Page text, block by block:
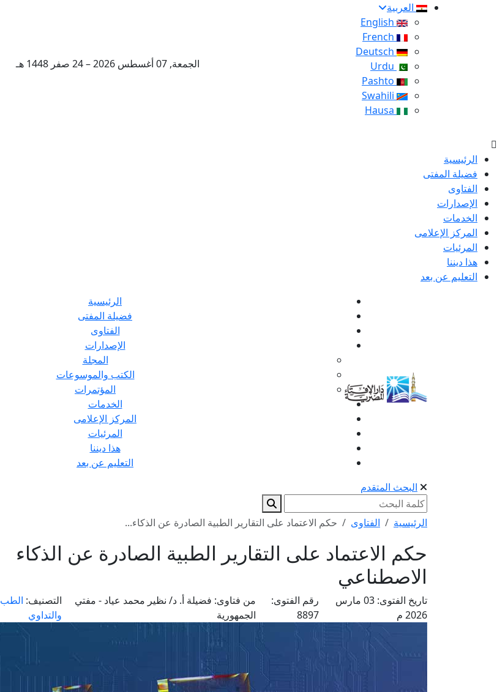
العربية
الجمعة, 07 أغسطس 2026 – 24 صفر 1448 هـ
الرئيسية
فضيلة المفتى
الفتاوى
الإصدارات
الخدمات
المركز الإعلامى
المرئيات
هذا ديننا
التعليم عن بعد
الرئيسية
فضيلة المفتى
الفتاوى
الإصدارات
المجلة
الكتب والموسوعات
المؤتمرات
الخدمات
المركز الإعلامى
المرئيات
هذا ديننا
التعليم عن بعد
البحث المتقدم
الرئيسية الفتاوى حكم الاعتماد على التقارير الطبية الصادرة عن الذكاء...
حكم الاعتماد على التقارير الطبية الصادرة عن الذكاء
الاصطناعي
تاريخ الفتوى:
03 مارس
2026 م
رقم الفتوى:
8897
من فتاوى: فضيلة أ. د/ نظير محمد عياد - مفتي
الجمهورية
التصنيف: الطب
والتداوي